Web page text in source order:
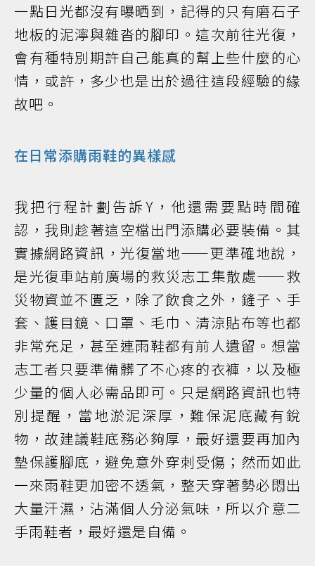
一點日光都沒有曝晒到，記得的只有磨石子
地板的泥濘與雜沓的腳印。這次前往光復，
會有種特別期許自己能真的幫上些什麼的心
情，或許，多少也是出於過往這段經驗的緣
故吧。
在日常添購雨鞋的異樣感
我把行程計劃告訴Y，他還需要點時間確
認，我則趁著這空檔出門添購必要裝備。其
實據網路資訊，光復當地——更準確地說，
是光復車站前廣場的救災志工集散處——救
災物資並不匱乏，除了飲食之外，鏟子、手
套、護目鏡、口罩、毛巾、清涼貼布等也都
非常充足，甚至連雨鞋都有前人遺留。想當
志工者只要準備髒了不心疼的衣褲，以及極
少量的個人必需品即可。只是網路資訊也特
別提醒，當地淤泥深厚，難保泥底藏有銳
物，故建議鞋底務必夠厚，最好還要再加內
墊保護腳底，避免意外穿刺受傷；然而如此
一來雨鞋更加密不透氣，整天穿著勢必悶出
大量汗濕，沾滿個人分泌氣味，所以介意二
手雨鞋者，最好還是自備。